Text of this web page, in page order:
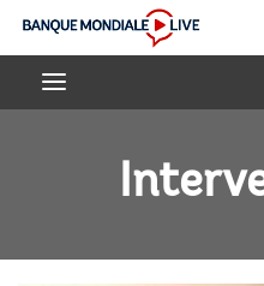
Skip
Main
Banque
mondiale